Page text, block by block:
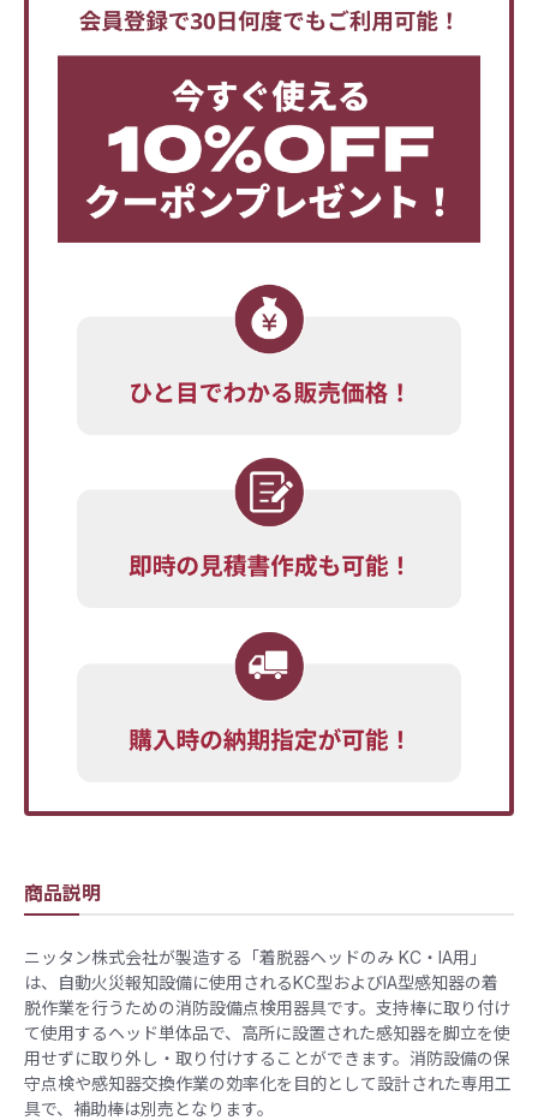
商品説明
ニッタン株式会社が製造する「着脱器ヘッドのみ KC・IA用」
は、自動火災報知設備に使用されるKC型およびIA型感知器の着
脱作業を行うための消防設備点検用器具です。支持棒に取り付け
て使用するヘッド単体品で、高所に設置された感知器を脚立を使
用せずに取り外し・取り付けすることができます。消防設備の保
守点検や感知器交換作業の効率化を目的として設計された専用工
具で、補助棒は別売となります。